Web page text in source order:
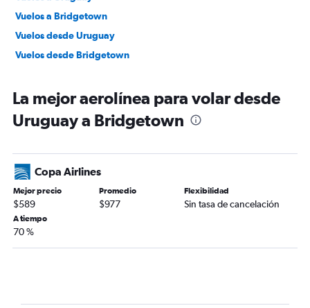
Vuelos a Bridgetown
Vuelos desde Uruguay
Vuelos desde Bridgetown
La mejor aerolínea para volar desde
Uruguay a Bridgetown
Copa Airlines
Mejor precio
$589
Promedio
$977
Flexibilidad
Sin tasa de cancelación
A tiempo
70 %